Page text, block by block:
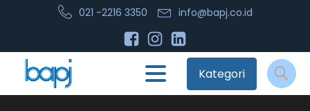
021 -2216 3350 info@bapj.co.id
Kategori